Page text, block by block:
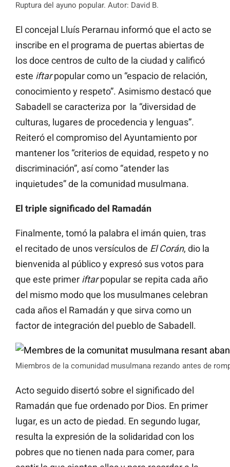
Ruptura del ayuno popular. Autor: David B.
El concejal Lluís Perarnau informó que el acto se
inscribe en el programa de puertas abiertas de
los doce centros de culto de la ciudad y calificó
este iftarpopular como un “espacio de relación,
conocimiento y respeto”. Asimismo destacó que
Sabadell se caracteriza por la “diversidad de
culturas, lugares de procedencia y lenguas”.
Reiteró el compromiso del Ayuntamiento por
mantener los “criterios de equidad, respeto y no
discriminación”, así como “atender las
inquietudes” de la comunidad musulmana.
El triple significado del Ramadán
Finalmente, tomó la palabra el imán quien, tras
el recitado de unos versículos de El Corán, dio la
bienvenida al público y expresó sus votos para
que este primer iftarpopular se repita cada año
del mismo modo que los musulmanes celebran
cada años el Ramadán y que sirva como un
factor de integración del pueblo de Sabadell.
Miembros de la comunidad musulmana rezando antes de
Acto seguido disertó sobre el significado del
Ramadán que fue ordenado por Dios. En primer
lugar, es un acto de piedad. En segundo lugar,
resulta la expresión de la solidaridad con los
pobres que no tienen nada para comer, para